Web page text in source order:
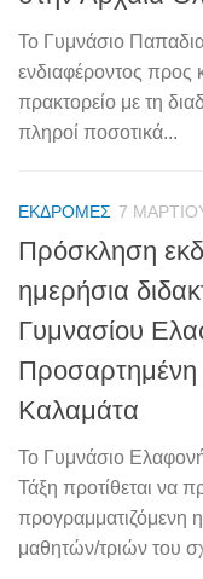
Το Γυμνάσιο
ενδιαφέροντος προς
πρακτορείο με τη
πληροί ποσοτικά...
ΕΚΔΡΟΜΈΣ 7
Πρόσκληση
ημερήσια
Γυμνασίου
Προσαρτημένη
Καλαμάτα
Το Γυμνάσιο
Τάξη προτίθεται να
προγραμματιζόμενη
μαθητών/τριών του